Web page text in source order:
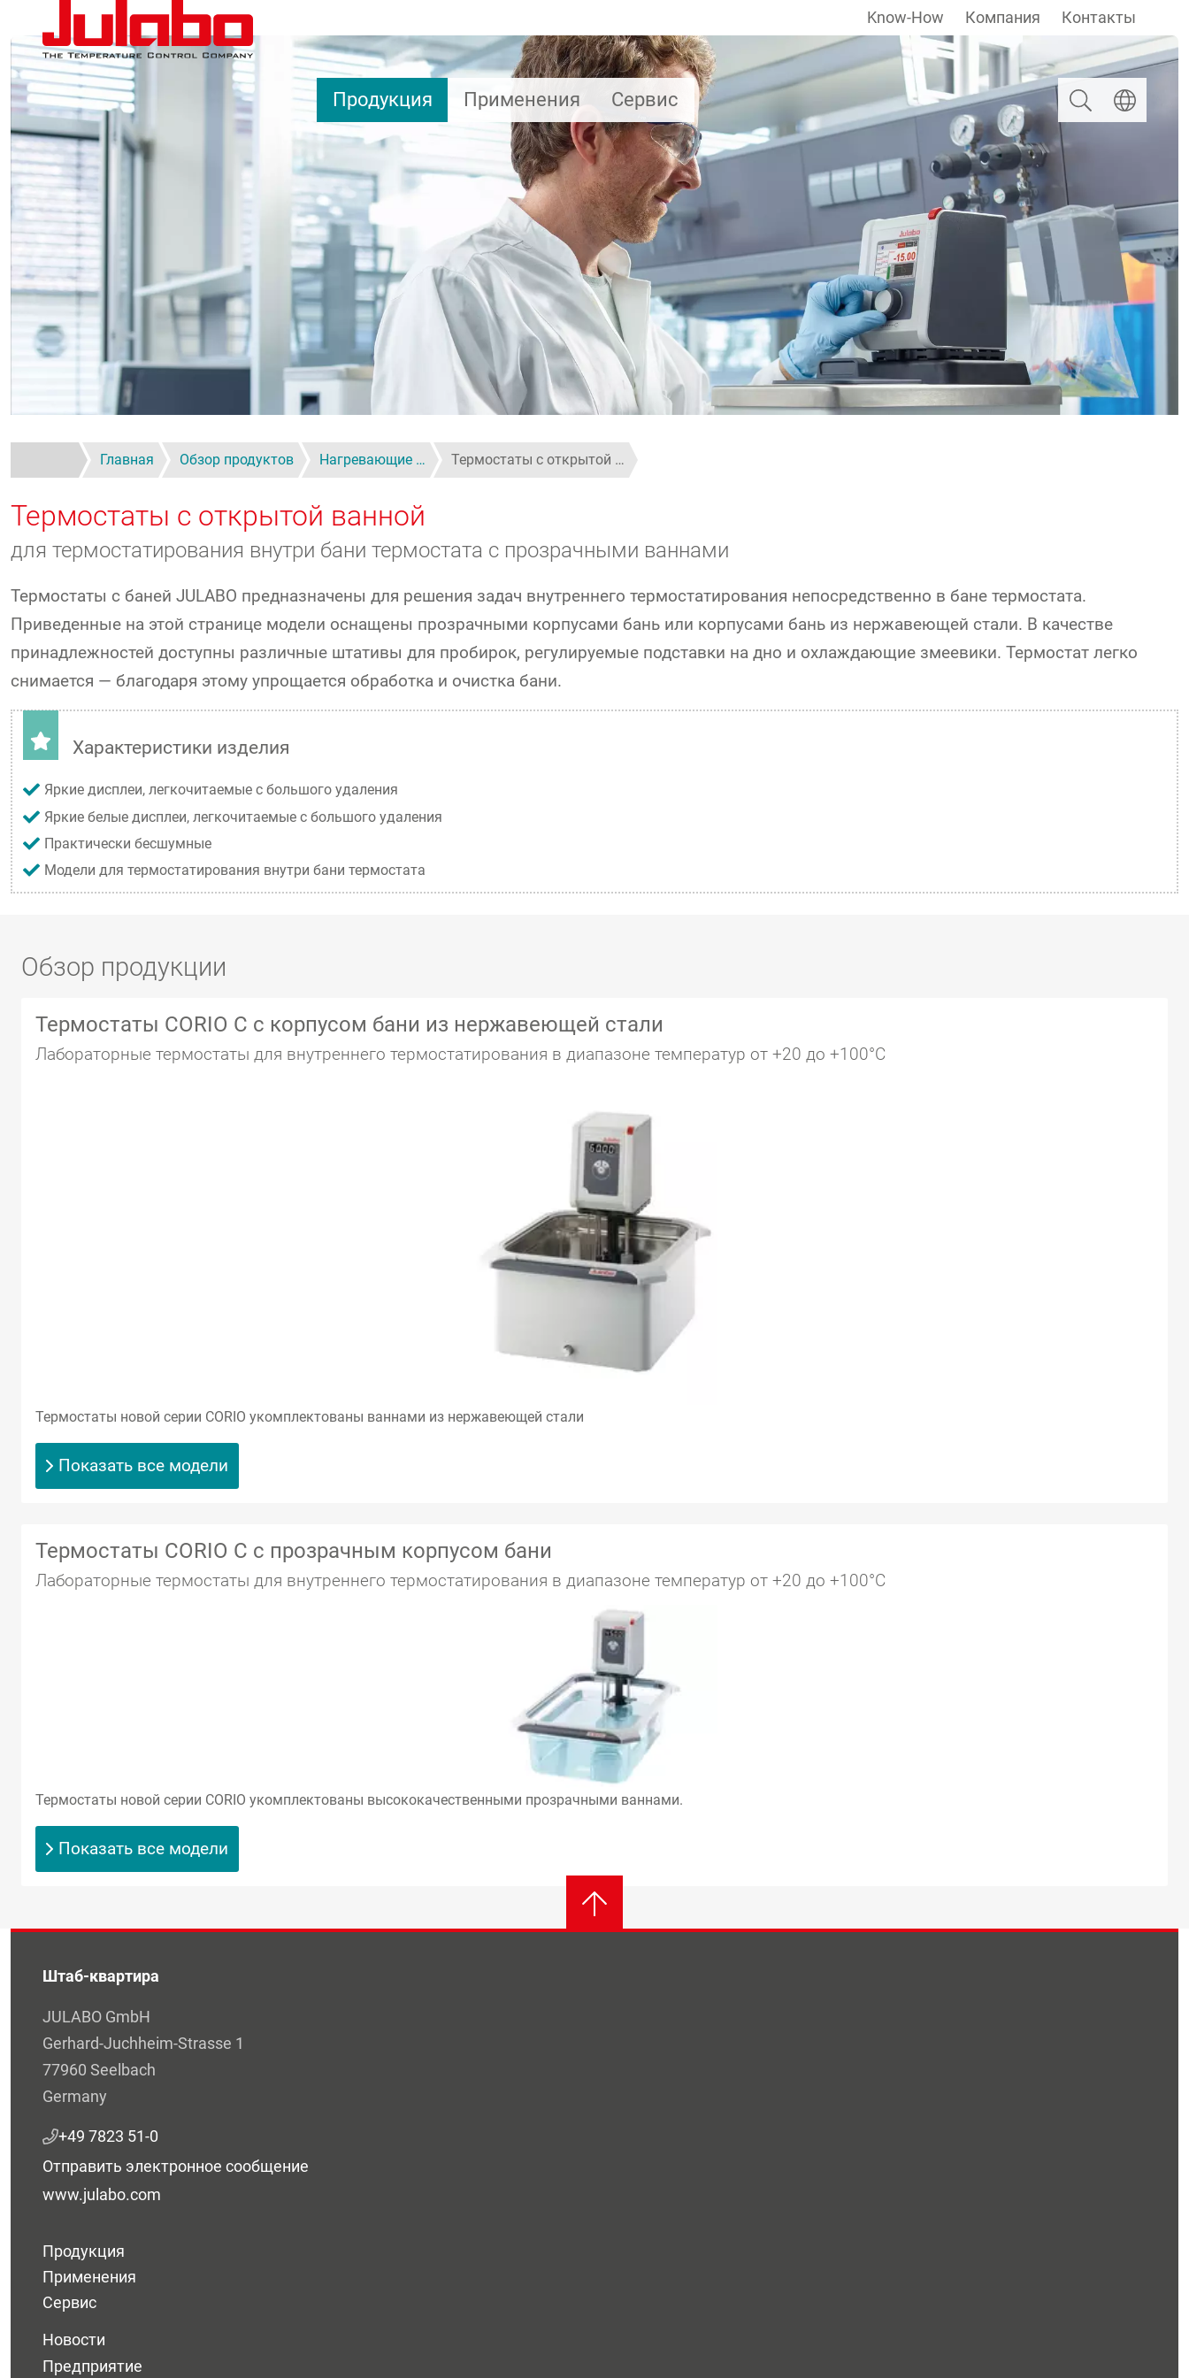
Перейти к основному содержанию
Продукция Применения Сервис
Know-How Компания Контакты
Поиск Выберите
Главная Обзор продуктов Нагревающие … Термостаты с открытой …
Термостаты с открытой ванной
для термостатирования внутри бани термостата с прозрачными ваннами
Термостаты с баней JULABO предназначены для решения задач внутреннего термостатирования непосредственно в бане термостата.
Приведенные на этой странице модели оснащены прозрачными корпусами бань или корпусами бань из нержавеющей стали. В качестве
принадлежностей доступны различные штативы для пробирок, регулируемые подставки на дно и охлаждающие змеевики. Термостат легко
снимается — благодаря этому упрощается обработка и очистка бани.
Характеристики изделия
Яркие дисплеи, легкочитаемые с большого удаления
Яркие белые дисплеи, легкочитаемые с большого удаления
Практически бесшумные
Модели для термостатирования внутри бани термостата
Обзор продукции
Термостаты CORIO C с корпусом бани из нержавеющей стали
Лабораторные термостаты для внутреннего термостатирования в диапазоне температур от +20 до +100°C
Термостаты новой серии CORIO укомплектованы ваннами из нержавеющей стали
Показать все модели
Термостаты CORIO C с прозрачным корпусом бани
Лабораторные термостаты для внутреннего термостатирования в диапазоне температур от +20 до +100°C
Термостаты новой серии CORIO укомплектованы высококачественными прозрачными ваннами.
Показать все модели
Штаб-квартира
JULABO GmbH
Gerhard-Juchheim-Strasse 1
77960 Seelbach
Germany
+49 7823 51-0
Отправить электронное сообщение
www.julabo.com
Продукция
Применения
Сервис
Новости
Предприятие